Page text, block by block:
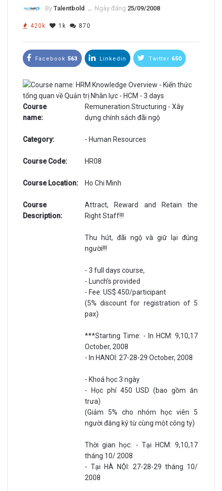
By Talentbold ــ Ngày đăng 25/09/2008
420k 1k 870
Facebook 563 Linkedin Twitter 650
Course
name:
Remuneration Structuring - Xây
dựng chính sách đãi ngộ
Category: - Human Resources
Course Code: HR08
Course Location: Ho Chi Minh
Course
Description:
Attract, Reward and Retain the
Right Staff!!!
Thu hút, đãi ngộ và giữ lại đúng
người!!!
- 3 full days course,
- Lunch’s provided
- Fee: US$ 450/participant
(5% discount for registration of 5
pax)
***Starting Time: - In HCM: 9,10,17
October, 2008
- In HANOI: 27-28-29 October, 2008
- Khoá học 3 ngày
- Học phí 450 USD (bao gồm ăn
trưa)
(Giảm 5% cho nhóm học viên 5
người đăng ký từ cùng một công ty)
Thời gian học: - Tại HCM: 9,10,17
tháng 10/ 2008
- Tại HÀ NỘI: 27-28-29 tháng 10/
2008